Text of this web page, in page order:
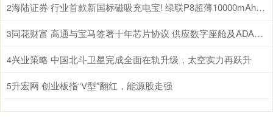
2 海陆证券 行业首款新国标磁吸充电宝! 绿联P8超薄10000mAh磁吸移动电源开启预约
3 同花财富 高通与宝马签署十年芯片协议 供应数字座舱及ADAS计算芯片
4兴业策略 中国北斗卫星完成全面在轨升级，太空实力再跃升
5升宏网 创业板指“V型”翻红，能源股走强